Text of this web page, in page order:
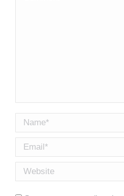
Name *
Email *
Website